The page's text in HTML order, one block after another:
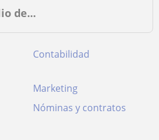
de...
Contabilidad
Marketing
Nóminas y contratos